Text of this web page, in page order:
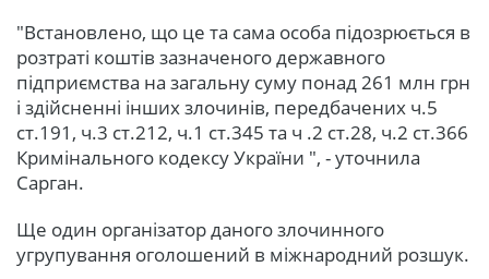
"Встановлено, що це та сама особа підозрюється в
розтраті коштів зазначеного державного
підприємства на загальну суму понад 261 млн грн
і здійсненні інших злочинів, передбачених ч.5
ст.191, ч.3 ст.212, ч.1 ст.345 та ч .2 ст.28, ч.2 ст.366
Кримінального кодексу України ", - уточнила
Сарган.
Ще один організатор даного злочинного
угрупування оголошений в міжнародний розшук.